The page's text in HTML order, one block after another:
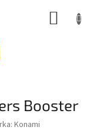
KOSÁR
Booster
Konami